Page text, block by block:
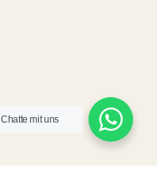
Chatte mit uns